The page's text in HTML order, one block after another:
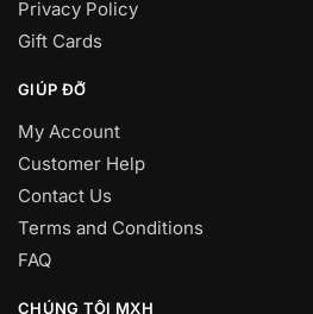
Privacy Policy
Gift Cards
GIÚP ĐỠ
My Account
Customer Help
Contact Us
Terms and Conditions
FAQ
CHÚNG TÔI MXH